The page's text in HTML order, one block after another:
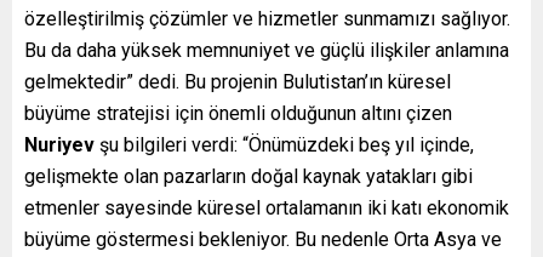
özelleştirilmiş çözümler ve hizmetler sunmamızı sağlıyor.
Bu da daha yüksek memnuniyet ve güçlü ilişkiler anlamına
gelmektedir” dedi. Bu projenin Bulutistan’ın küresel
büyüme stratejisi için önemli olduğunun altını çizen
Nuriyev şu bilgileri verdi: “Önümüzdeki beş yıl içinde,
gelişmekte olan pazarların doğal kaynak yatakları gibi
etmenler sayesinde küresel ortalamanın iki katı ekonomik
büyüme göstermesi bekleniyor. Bu nedenle Orta Asya ve